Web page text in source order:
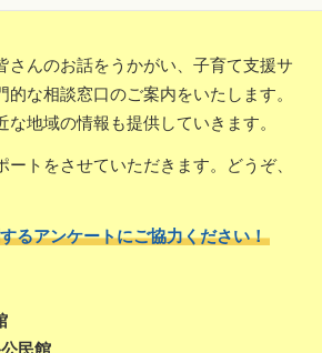
さんのお話をうかがい、子育て支援サ
な相談窓口のご案内をいたします。
地域の情報も提供していきます。
トをさせていただきます。どうぞ、
るアンケートにご協力ください！
民館